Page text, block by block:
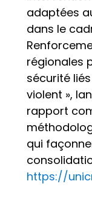
adaptées
dans le
régionales
sécurité
violent »,
rapport
qui
https://